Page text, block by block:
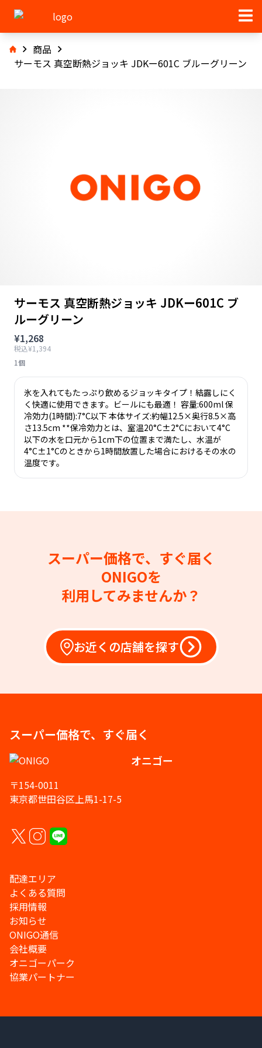
商品
サーモス 真空断熱ジョッキ JDKー601C ブルーグリーン
サーモス 真空断熱ジョッキ JDKー601C ブ
ルーグリーン
¥1,268
税込¥1,394
1個
氷を入れてもたっぷり飲めるジョッキタイプ！結露しにく
く快適に使用できます。ビールにも最適！ 容量:600ml 保
冷効力(1時間):7°C以下 本体サイズ:約幅12.5×奥行8.5×高
さ13.5cm **保冷効力とは、室温20°C±2°Cにおいて4°C
以下の水を口元から1cm下の位置まで満たし、水温が
4°C±1°Cのときから1時間放置した場合におけるその水の
温度です。
スーパー価格で、すぐ届く
ONIGOを
利用してみませんか？
お近くの店舗を探す
スーパー価格で、すぐ届く
オニゴー
〒154-0011
東京都世田谷区上馬1-17-5
配達エリア
よくある質問
採用情報
お知らせ
ONIGO通信
会社概要
オニゴーパーク
協業パートナー